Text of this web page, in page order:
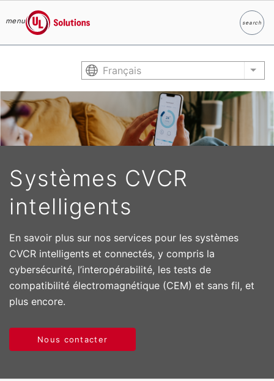
menu
UL Solutions
searchSearch
Français List
Systèmes CVCR
intelligents
En savoir plus sur nos services pour les systèmes
CVCR intelligents et connectés, y compris la
cybersécurité, l’interopérabilité, les tests de
compatibilité électromagnétique (CEM) et sans fil, et
plus encore.
Nous contacter